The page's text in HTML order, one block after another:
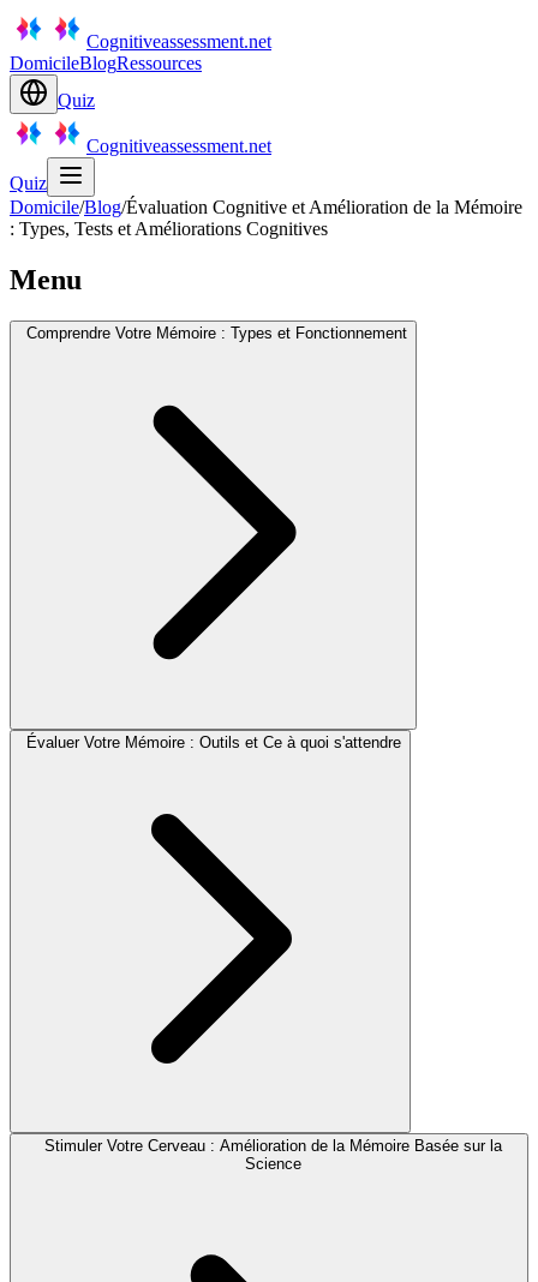
Cognitiveassessment.net
DomicileBlogRessources
Quiz
Cognitiveassessment.net
Quiz
Domicile/Blog/Évaluation Cognitive et Amélioration de la Mémoire
: Types, Tests et Améliorations Cognitives
Menu
Comprendre Votre Mémoire : Types et Fonctionnement
Évaluer Votre Mémoire : Outils et Ce à quoi s'attendre
Stimuler Votre Cerveau : Amélioration de la Mémoire Basée sur la
Science